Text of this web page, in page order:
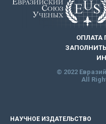
ОПЛАТА
© 2022
All
НАУЧНОЕ ИЗДАТЕЛЬСТВО